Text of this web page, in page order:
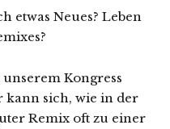
etwas Neues? Leben
Kongress
kann sich, wie in der
Remix oft zu einer